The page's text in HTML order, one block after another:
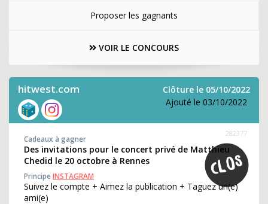
Proposer les gagnants
VOIR LE CONCOURS
hitwest.com
Clôture le 05/10/2022
Ajouté le 03/10/2022
282377
Cadeaux à gagner
Des invitations pour le concert privé de Matthieu
Chedid le 20 octobre à Rennes
PrincipeINSTAGRAM
Suivez le compte + Aimez la publication + Taguez un(e)
ami(e)